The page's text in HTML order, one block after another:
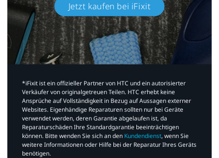
Jetzt kaufen bei iFixit​
*iFixit ist ein offizieller Partner von HTC und ein autorisierter
Verkäufer von originalgetreuen Teilen. HTC erhebt keine
Ansprüche auf Vollständigkeit in Bezug auf Aussagen externer
Websites. Eigenhändige Reparaturen sollten nur bei Geräte
verwendet werden, deren Garantie abgelaufen ist, da
Reparaturschäden Ihre Standardgarantie beeinträchtigen
können. Bitte wenden Sie sich an den Kundendienst, wenn Sie
weitere Informationen oder Hilfe bei der Reparatur Ihres Geräts
benötigen.​